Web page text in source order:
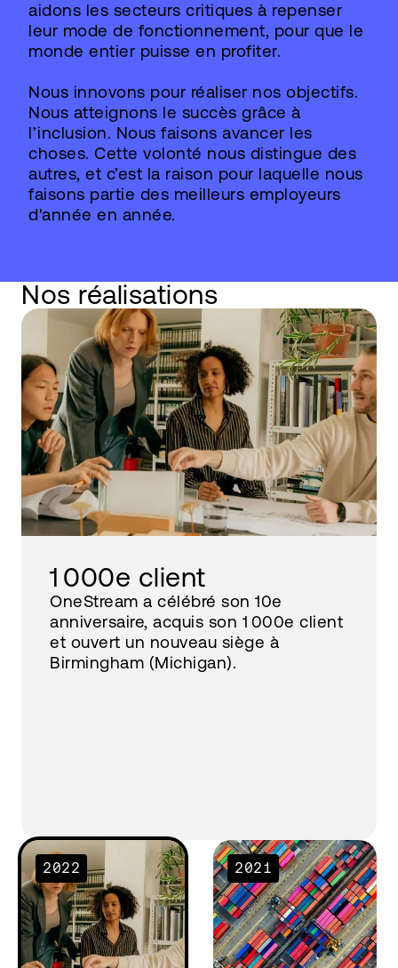
aidons les secteurs critiques à repenser
leur mode de fonctionnement, pour que le
monde entier puisse en profiter.
Nous innovons pour réaliser nos objectifs.
Nous atteignons le succès grâce à
l’inclusion. Nous faisons avancer les
choses. Cette volonté nous distingue des
autres, et c’est la raison pour laquelle nous
faisons partie des meilleurs employeurs
d'année en année.
Nos réalisations
1 000e client
OneStream a célébré son 10e
anniversaire, acquis son 1 000e client
et ouvert un nouveau siège à
Birmingham (Michigan).
2022 2021